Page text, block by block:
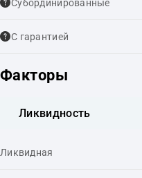
Cубординированные
С гарантией
Факторы
Ликвидность
Ликвидная